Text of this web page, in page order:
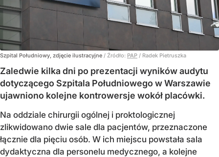
Szpital Południowy, zdjęcie ilustracyjne / Źródło: PAP / Radek Pietruszka
Zaledwie kilka dni po prezentacji wyników audytu
dotyczącego Szpitala Południowego w Warszawie
ujawniono kolejne kontrowersje wokół placówki.
Na oddziale chirurgii ogólnej i proktologicznej
zlikwidowano dwie sale dla pacjentów, przeznaczone
łącznie dla pięciu osób. W ich miejscu powstała sala
dydaktyczna dla personelu medycznego, a kolejne